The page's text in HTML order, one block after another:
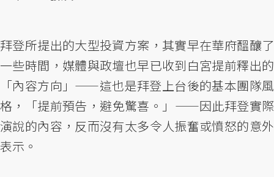
拜登所提出的大型投資方案，其實早在華府醞釀了
一些時間，媒體與政壇也早已收到白宮提前釋出的
「內容方向」——這也是拜登上台後的基本團隊風
格，「提前預告，避免驚喜。」——因此拜登實際
演說的內容，反而沒有太多令人振奮或憤怒的意外
表示。